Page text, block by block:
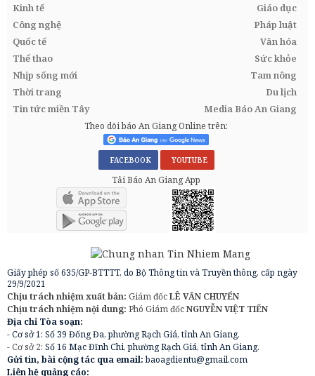
Kinh tế
Giáo dục
Công nghệ
Pháp luật
Quốc tế
Văn hóa
Thể thao
Sức khỏe
Nhịp sống mới
Tam nông
Thời trang
Du lịch
Tin tức miền Tây
Media Báo An Giang
Theo dõi báo An Giang Online trên:
FACEBOOK YOUTUBE
Tải Báo An Giang App
Giấy phép số 635/GP-BTTTT, do Bộ Thông tin và Truyền thông, cấp ngày
29/9/2021
Chịu trách nhiệm xuất bản: Giám đốcLÊ VĂN CHUYỂN
Chịu trách nhiệm nội dung: Phó Giám đốcNGUYỄN VIỆT TIẾN
Địa chỉ Tòa soạn:
- Cơ sở 1: Số 39 Đống Đa, phường Rạch Giá, tỉnh An Giang.
- Cơ sở 2: Số 16 Mạc Đĩnh Chi, phường Rạch Giá, tỉnh An Giang.
Gửi tin, bài cộng tác qua email:baoagdientu@gmail.com
Liên hệ quảng cáo: